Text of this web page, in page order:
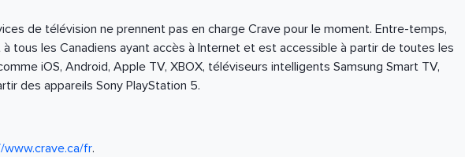
de télévision ne prennent pas en charge Crave pour le moment. Entre-temps,
tous les Canadiens ayant accès à Internet et est accessible à partir de toutes les
iOS, Android, Apple TV, XBOX, téléviseurs intelligents Samsung Smart TV,
des appareils Sony PlayStation 5.
fr.